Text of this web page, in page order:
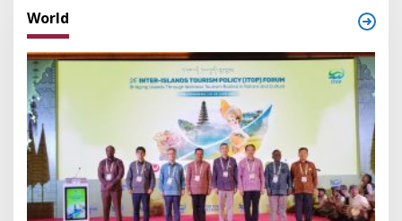
World